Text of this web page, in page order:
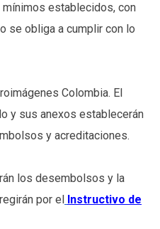
establecidos, con
se obliga a cumplir con lo
Colombia. El
y sus anexos establecerán
y acreditaciones.
los desembolsos y la
por el
Instructivo de